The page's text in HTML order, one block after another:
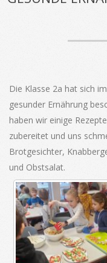
Die Klasse 2a hat sich
gesunder Ernährung
haben wir einige
zubereitet und uns
Brotgesichter,
und Obstsalat.